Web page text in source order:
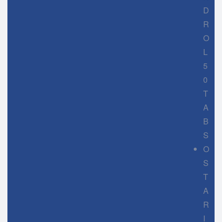
D
R
O
L
5
0
T
A
B
S
O
S
T
A
R
I